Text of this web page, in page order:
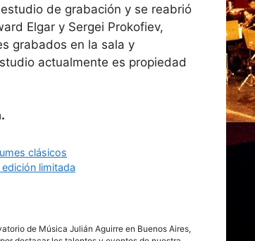
de grabación y se reabrió
Elgar y Sergei Prokofiev,
grabados en la sala y
actualmente es propiedad
clásicos
limitada
de Música Julián Aguirre en Buenos Aires,